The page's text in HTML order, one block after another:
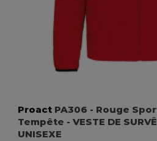
Proact PA306 - Rouge
Tempête - VESTE DE
UNISEXE